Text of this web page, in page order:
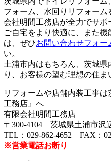
フォーム、水回りリフォー
会社明間工務店が全力でサポ
ご自宅をより快適に、また
は、ぜひお問い合わせフォー
い。
土浦市内はもちろん、茨城
り、お客様の望む理想の住ま
リフォームや店舗内装工事
工務店』へ
有限会社明間工務店
〒300-4104 茨城県土浦市沢
TEL：029-862-4652 FAX：
※営業電話お断り